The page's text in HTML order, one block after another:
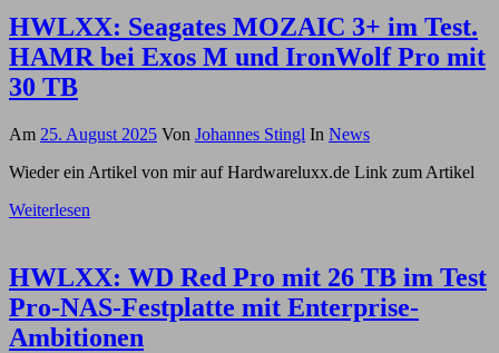
HWLXX: Seagates MOZAIC 3+ im Test.
HAMR bei Exos M und IronWolf Pro mit
30 TB
Am 25. August 2025 Von Johannes Stingl In News
Wieder ein Artikel von mir auf Hardwareluxx.de Link zum Artikel
Weiterlesen
HWLXX: WD Red Pro mit 26 TB im Test
Pro-NAS-Festplatte mit Enterprise-
Ambitionen